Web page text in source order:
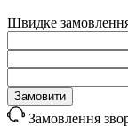
Швидке
Замовити
Замовлення